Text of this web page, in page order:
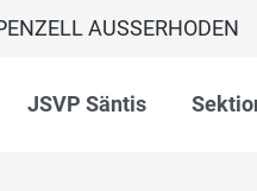
AUSSERHODEN
JSVP Säntis